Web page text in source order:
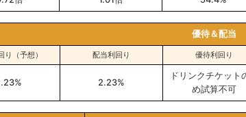
優待＆配当
り（予想） 配当利回り 優待利回り
2.23%
ドリンクチケット
め試算不可